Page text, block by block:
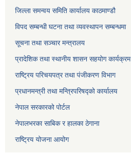
जिल्ला समन्वय समिति कार्यालय काठमाण्ड‌ौ
विपद सम्बन्धी घटना तथा व्यवस्थापन सम्बन्धमा
सूचना तथा सञ्चार मन्त्रालय
प्रादेशिक तथा स्थानीय शासन सहयोग कार्यक्रम
राष्ट्रिय परिचयपत्र तथा पंजीकरण विभाग
प्रधानमन्त्री तथा मन्त्रिपरिषद्को कार्यालय
नेपाल सरकारको पोर्टल
नेपालभरका साबिक र हालका ठेगाना
राष्ट्रिय योजना आयोग